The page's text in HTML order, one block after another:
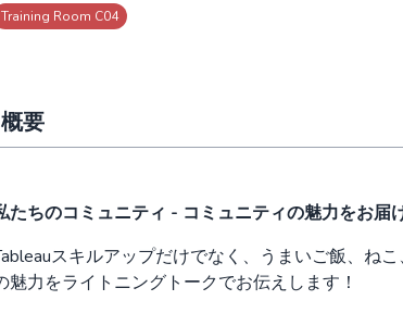
Training Room C04
概要
たちのコミュニティ - コミュニティの魅力をお届
スキルアップだけでなく、うまいご飯、ね
魅力をライトニングトークでお伝えします！